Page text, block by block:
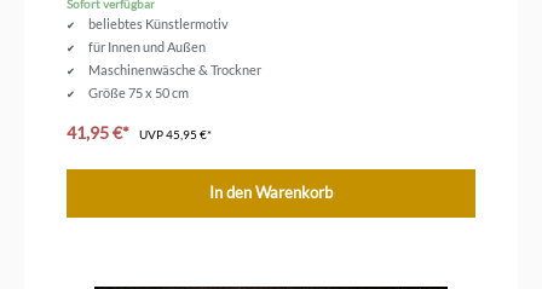
Sofort verfügbar
beliebtes Künstlermotiv
für Innen und Außen
Maschinenwäsche & Trockner
Größe 75 x 50 cm
41,95 €* UVP45,95 €*
In den Warenkorb